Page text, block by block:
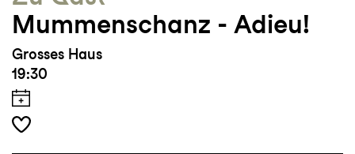
Mummenschanz - Adieu!
Grosses Haus
19:30